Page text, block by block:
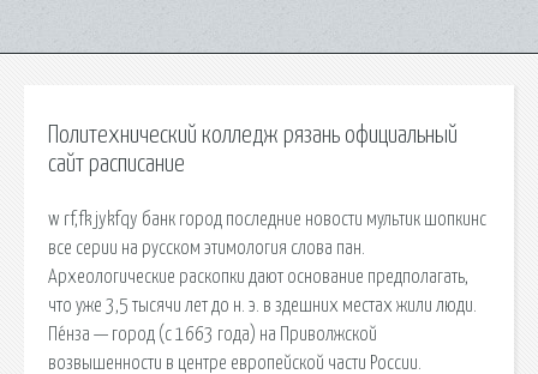
Политехнический колледж рязань официальный
сайт расписание
w rf,fk jykfqy банк город последние новости мультик шопкинс
все серии на русском этимология слова пан.
Археологические раскопки дают основание предполагать,
что уже 3,5 тысячи лет до н. э. в здешних местах жили люди.
Пе́нза — город (c 1663 года) на Приволжской
возвышенности в центре европейской части России.